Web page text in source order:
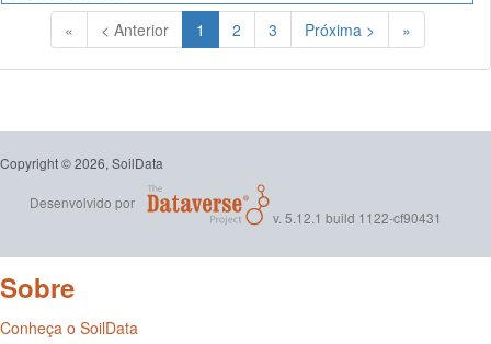
« < Anterior 1 (Atual)
2 3 Próxima > »
Copyright © 2026, SoilData
Desenvolvido por
v. 5.12.1 build 1122-cf90431
Sobre
Conheça o SoilData